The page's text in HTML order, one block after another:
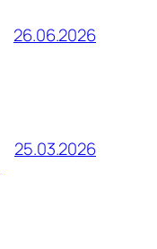
26.06.2026
25.03.2026